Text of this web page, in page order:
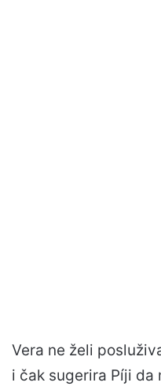
Vera ne želi
i čak sugerira Píji da